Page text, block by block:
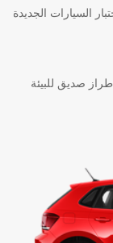
السيارات الجديدة
صديق للبيئة